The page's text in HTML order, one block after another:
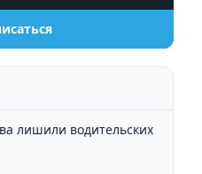
лишили водительских